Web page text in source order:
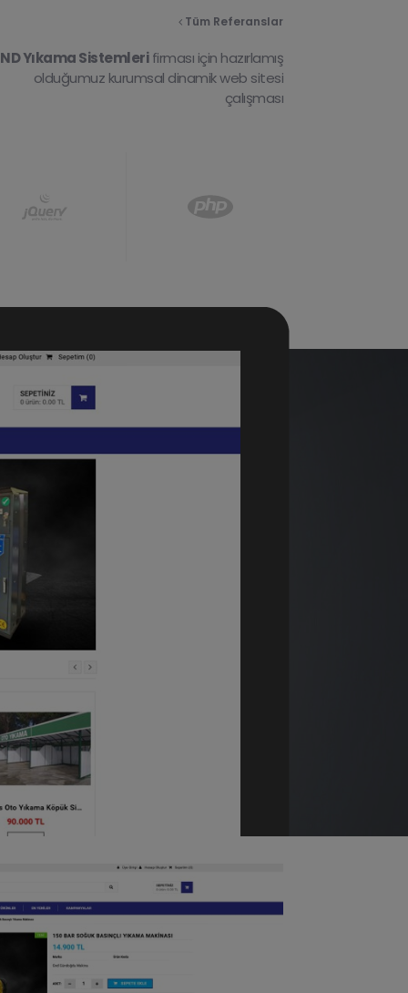
Tüm Referanslar
Yıkama Sistemlerifirması için hazırlamış
olduğumuz kurumsal dinamik web sitesi
çalışması